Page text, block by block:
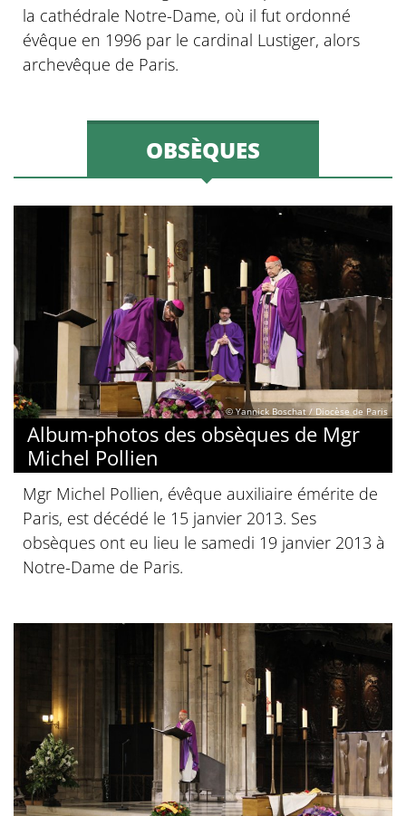
la cathédrale Notre-Dame, où il fut ordonné
évêque en 1996 par le cardinal Lustiger, alors
archevêque de Paris.
OBSÈQUES
© Yannick Boschat / Diocèse de Paris
Album-photos des obsèques de Mgr
Michel Pollien
Mgr Michel Pollien, évêque auxiliaire émérite de
Paris, est décédé le 15 janvier 2013. Ses
obsèques ont eu lieu le samedi 19 janvier 2013 à
Notre-Dame de Paris.